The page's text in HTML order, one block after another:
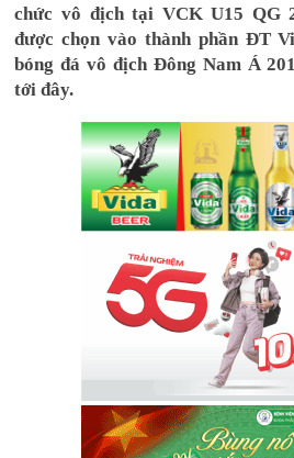
chức vô địch tại VCK U15 QG
được chọn vào thành phần ĐT
bóng đá vô địch Đông Nam Á
tới đây.